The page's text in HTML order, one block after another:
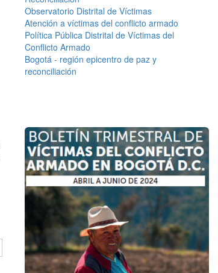
Observatorio Distrital de Víctimas
Atención a víctimas del conflicto armado
Política Pública Distrital de Víctimas del
Conflicto Armado
Bogotá - región epicentro de paz y
reconciliación